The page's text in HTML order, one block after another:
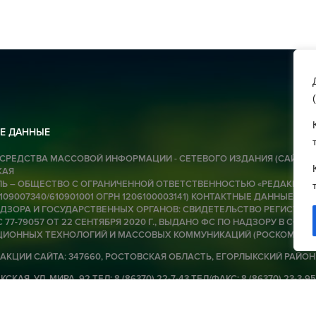
(
07
ДАННЫЕ
МАССОВОЙ ИНФОРМАЦИИ - СЕТЕВОГО ИЗДАНИЯ (САЙТА):
– ОБЩЕСТВО С ОГРАНИЧЕННОЙ ОТВЕТСТВЕННОСТЬЮ «РЕДАКЦИЯ
610901001 ОГРН 1206100003141) КОНТАКТНЫЕ ДАННЫЕ ДЛЯ
И ГОСУДАРСТВЕННЫХ ОРГАНОВ: СВИДЕТЕЛЬСТВО
79057 ОТ 22 СЕНТЯБРЯ 2020 Г., ВЫДАНО ФС ПО НАДЗОРУ В СФЕРЕ
ТЕХНОЛОГИЙ И МАССОВЫХ КОММУНИКАЦИЙ
САЙТА: 347660, РОСТОВСКАЯ ОБЛАСТЬ, ЕГОРЛЫКСКИЙ
УЛ. МИРА, 92 ТЕЛ: 8 (86370) 22-7-43 ТЕЛ/ФАКС: 8 (86370) 23-3-95